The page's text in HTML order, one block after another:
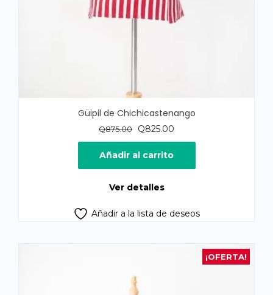
Güipil de Chichicastenango
Q875.00
El
precio
original
era:
Q825.00
precio
es:
Añadir al carrito
Ver detalles
Añadir a la lista de deseos
¡OFERTA!